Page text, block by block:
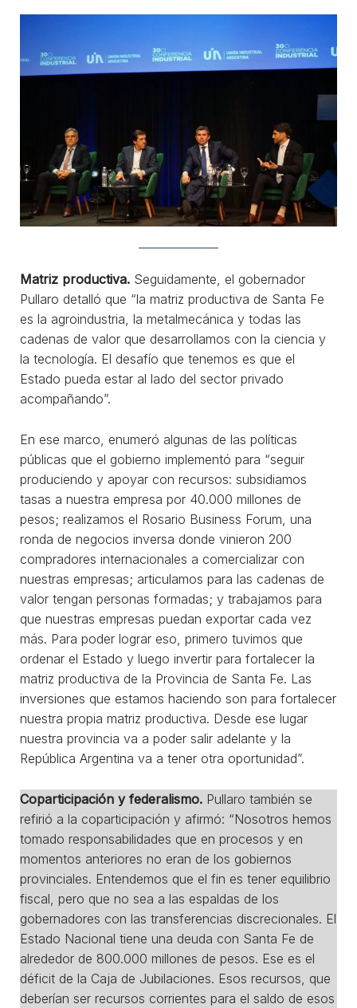
Matriz productiva. Seguidamente, el gobernador
Pullaro detalló que “la matriz productiva de Santa Fe
es la agroindustria, la metalmecánica y todas las
cadenas de valor que desarrollamos con la ciencia y
la tecnología. El desafío que tenemos es que el
Estado pueda estar al lado del sector privado
acompañando”.
En ese marco, enumeró algunas de las políticas
públicas que el gobierno implementó para “seguir
produciendo y apoyar con recursos: subsidiamos
tasas a nuestra empresa por 40.000 millones de
pesos; realizamos el Rosario Business Forum, una
ronda de negocios inversa donde vinieron 200
compradores internacionales a comercializar con
nuestras empresas; articulamos para las cadenas de
valor tengan personas formadas; y trabajamos para
que nuestras empresas puedan exportar cada vez
más. Para poder lograr eso, primero tuvimos que
ordenar el Estado y luego invertir para fortalecer la
matriz productiva de la Provincia de Santa Fe. Las
inversiones que estamos haciendo son para fortalecer
nuestra propia matriz productiva. Desde ese lugar
nuestra provincia va a poder salir adelante y la
República Argentina va a tener otra oportunidad”.
Coparticipación y federalismo. Pullaro también se
refirió a la coparticipación y afirmó: “Nosotros hemos
tomado responsabilidades que en procesos y en
momentos anteriores no eran de los gobiernos
provinciales. Entendemos que el fin es tener equilibrio
fiscal, pero que no sea a las espaldas de los
gobernadores con las transferencias discrecionales. El
Estado Nacional tiene una deuda con Santa Fe de
alrededor de 800.000 millones de pesos. Ese es el
déficit de la Caja de Jubilaciones. Esos recursos, que
deberían ser recursos corrientes para el saldo de esos